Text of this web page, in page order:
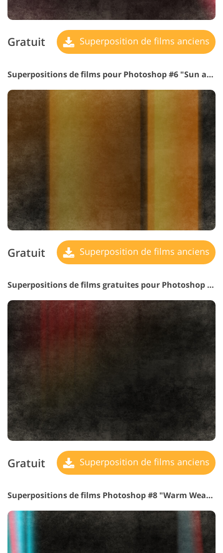
Gratuit Superposition de films anciens
Superpositions de films pour Photoshop #6 "Sun and Love"
Gratuit Superposition de films anciens
Superpositions de films gratuites pour Photoshop Elements #7 "Stylish Accents"
Gratuit Superposition de films anciens
Superpositions de films Photoshop #8 "Warm Weather"